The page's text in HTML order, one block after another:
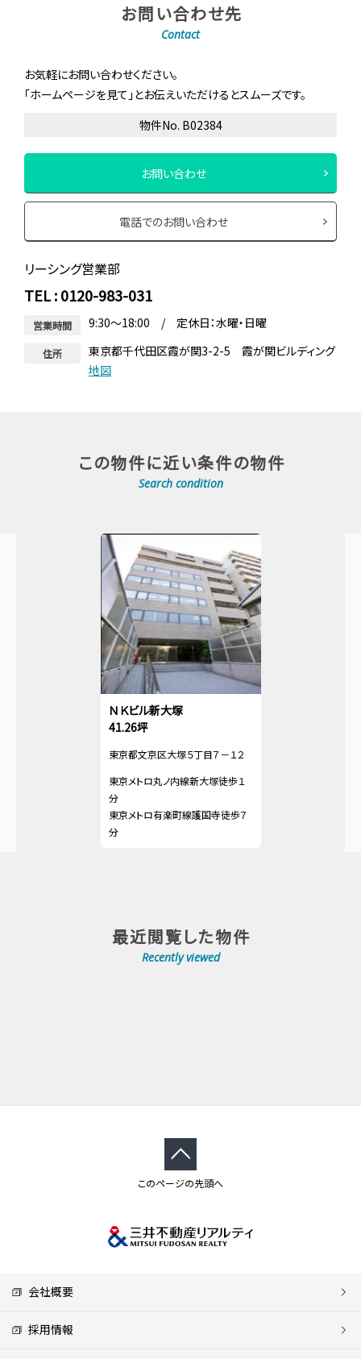
お問い合わせ先
Contact
お気軽にお問い合わせください。
「ホームページを見て」とお伝えいただけるとスムーズです。
物件No. B02384
お問い合わせ
電話でのお問い合わせ
リーシング営業部
TEL : 0120-983-031
営業時間 9:30～18:00 / 定休日：水曜・日曜
住所
東京都千代田区霞が関3-2-5 霞が関ビルディング
地図
この物件に近い条件の物件
Search condition
ＮＫビル新大塚
41.26坪
東京都文京区大塚５丁目７－１２
東京メトロ丸ノ内線新大塚徒歩１
分
東京メトロ有楽町線護国寺徒歩７
分
最近閲覧した物件
Recently viewed
このページの先頭へ
会社概要
採用情報